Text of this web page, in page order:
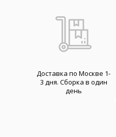
Доставка по Москве 1-
3 дня. Cборка в один
день